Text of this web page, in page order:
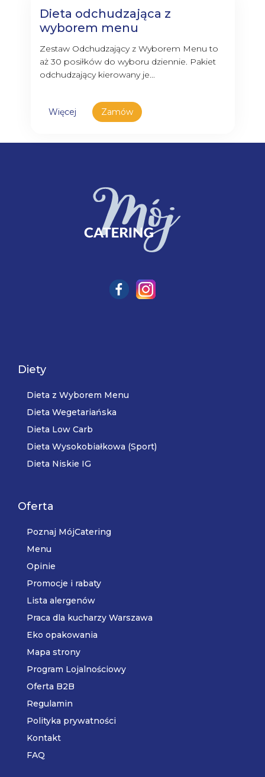
Dieta odchudzająca z
wyborem menu
Zestaw Odchudzający z Wyborem Menu to
aż 30 posiłków do wyboru dziennie. Pakiet
odchudzający kierowany je...
Więcej Zamów
Diety
Dieta z Wyborem Menu
Dieta Wegetariańska
Dieta Low Carb
Dieta Wysokobiałkowa (Sport)
Dieta Niskie IG
Oferta
Poznaj MójCatering
Menu
Opinie
Promocje i rabaty
Lista alergenów
Praca dla kucharzy Warszawa
Eko opakowania
Mapa strony
Program Lojalnościowy
Oferta B2B
Regulamin
Polityka prywatności
Kontakt
FAQ